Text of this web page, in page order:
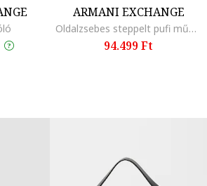
ARMANI EXCHANGE
Oldalzsebes steppelt pufi műbőr télikabát, Narancssárga
94.499 Ft